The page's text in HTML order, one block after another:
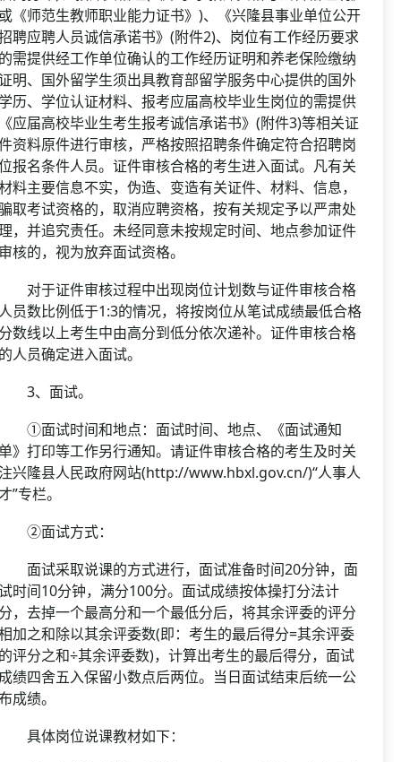
《师范生教师职业能力证书》)、《兴隆县事业单位公开
聘应聘人员诚信承诺书》(附件2)、岗位有工作经历要求
需提供经工作单位确认的工作经历证明和养老保险缴纳
明、国外留学生须出具教育部留学服务中心提供的国外
历、学位认证材料、报考应届高校毕业生岗位的需提供
应届高校毕业生考生报考诚信承诺书》(附件3)等相关证
资料原件进行审核，严格按照招聘条件确定符合招聘岗
报名条件人员。证件审核合格的考生进入面试。凡有关
料主要信息不实，伪造、变造有关证件、材料、信息，
取考试资格的，取消应聘资格，按有关规定予以严肃处
，并追究责任。未经同意未按规定时间、地点参加证件
核的，视为放弃面试资格。
于证件审核过程中出现岗位计划数与证件审核合格
员数比例低于1:3的情况，将按岗位从笔试成绩最低合格
数线以上考生中由高分到低分依次递补。证件审核合格
人员确定进入面试。
、面试。
面试时间和地点：面试时间、地点、《面试通知
》打印等工作另行通知。请证件审核合格的考生及时关
兴隆县人民政府网站(http://www.hbxl.gov.cn/)“人事人
”专栏。
面试方式：
试采取说课的方式进行，面试准备时间20分钟，面
时间10分钟，满分100分。面试成绩按体操打分法计
，去掉一个最高分和一个最低分后，将其余评委的评分
加之和除以其余评委数(即：考生的最后得分=其余评委
评分之和÷其余评委数)，计算出考生的最后得分，面试
绩四舍五入保留小数点后两位。当日面试结束后统一公
成绩。
体岗位说课教材如下：